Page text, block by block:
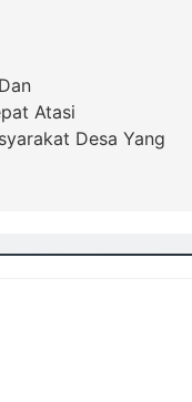
Atasi
Desa Yang